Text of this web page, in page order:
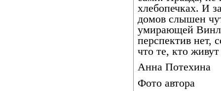
хлебопечках. И
домов слышен
умирающей
перспектив нет,
что те, кто
Анна Потехина
Фото автора